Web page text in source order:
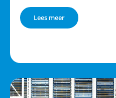
Lees meer